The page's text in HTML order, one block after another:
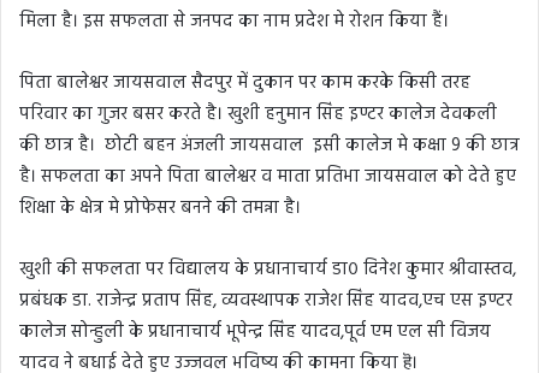
मिला है। इस सफलता से जनपद का नाम प्रदेश मे रोशन किया हैं।
पिता बालेश्वर जायसवाल सैदपुर में दुकान पर काम करके किसी तरह
परिवार का गुजर बसर करते है। खुशी हनुमान सिंह इण्टर कालेज देवकली
की छात्र है। छोटी बहन अंजली जायसवाल इसी कालेज मे कक्षा 9 की छात्र
है। सफलता का अपने पिता बालेश्वर व माता प्रतिभा जायसवाल को देते हुए
शिक्षा के क्षेत्र मे प्रोफेसर बनने की तमन्ना है।
खुशी की सफलता पर विद्यालय के प्रधानाचार्य डा० दिनेश कुमार श्रीवास्तव,
प्रबंधक डा. राजेन्द्र प्रताप सिंह, व्यवस्थापक राजेश सिंह यादव,एच एस इण्टर
कालेज सोन्हुली के प्रधानाचार्य भूपेन्द्र सिंह यादव,पूर्व एम एल सी विजय
यादव ने बधाई देते हुए उज्जवल भविष्य की कामना किया हॆ।